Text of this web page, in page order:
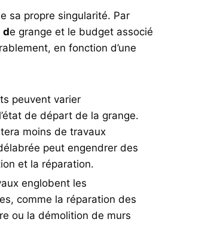
sa propre singularité. Par
de grange et le budget associé
en fonction d’une
peuvent varier
de départ de la grange.
moins de travaux
peut engendrer des
et la réparation.
englobent les
comme la réparation des
ou la démolition de murs